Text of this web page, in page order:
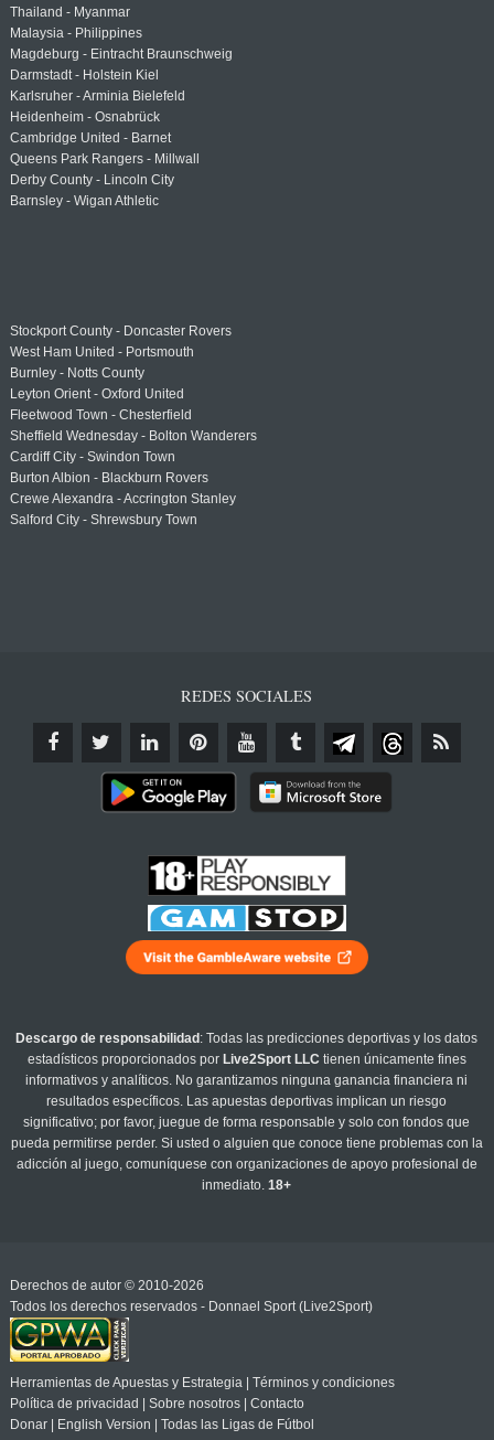
Thailand - Myanmar
Malaysia - Philippines
Magdeburg - Eintracht Braunschweig
Darmstadt - Holstein Kiel
Karlsruher - Arminia Bielefeld
Heidenheim - Osnabrück
Cambridge United - Barnet
Queens Park Rangers - Millwall
Derby County - Lincoln City
Barnsley - Wigan Athletic
Stockport County - Doncaster Rovers
West Ham United - Portsmouth
Burnley - Notts County
Leyton Orient - Oxford United
Fleetwood Town - Chesterfield
Sheffield Wednesday - Bolton Wanderers
Cardiff City - Swindon Town
Burton Albion - Blackburn Rovers
Crewe Alexandra - Accrington Stanley
Salford City - Shrewsbury Town
REDES SOCIALES
Descargo de responsabilidad : Todas las predicciones deportivas y los datos
estadísticos proporcionados por Live2Sport LLC tienen únicamente fines
informativos y analíticos. No garantizamos ninguna ganancia financiera ni
resultados específicos. Las apuestas deportivas implican un riesgo
significativo; por favor, juegue de forma responsable y solo con fondos que
pueda permitirse perder. Si usted o alguien que conoce tiene problemas con la
adicción al juego, comuníquese con organizaciones de apoyo profesional de
inmediato.18+
Derechos de autor © 2010-2026
Todos los derechos reservados - Donnael Sport (Live2Sport)
Herramientas de Apuestas y Estrategia| Términos y condiciones
Política de privacidad
Sobre nosotros| Contacto
Donar| English Version Todas las Ligas de Fútbol